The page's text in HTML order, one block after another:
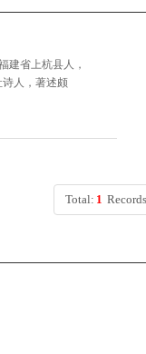
建省上杭县人，
人，著述颇
集》、《念庐
另有附录：念
）
Total: 1